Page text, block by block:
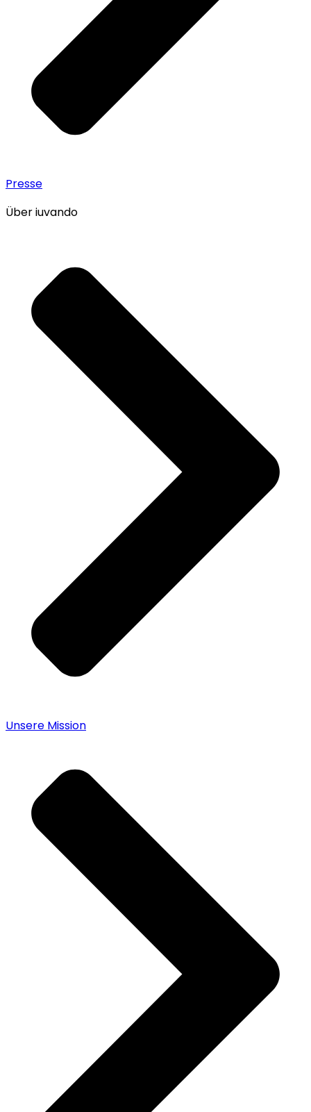
Presse
Über iuvando
Unsere Mission